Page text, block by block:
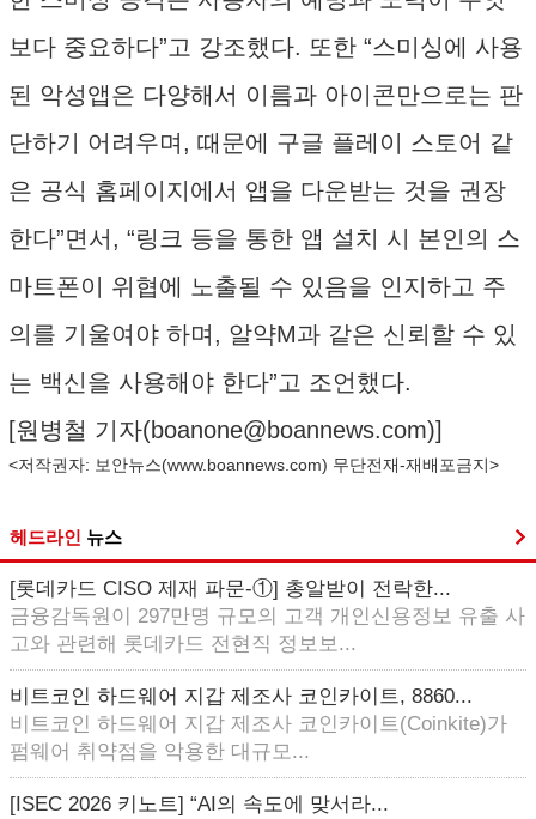
보다 중요하다”고 강조했다. 또한 “스미싱에 사용
된 악성앱은 다양해서 이름과 아이콘만으로는 판
단하기 어려우며, 때문에 구글 플레이 스토어 같
은 공식 홈페이지에서 앱을 다운받는 것을 권장
한다”면서, “링크 등을 통한 앱 설치 시 본인의 스
마트폰이 위협에 노출될 수 있음을 인지하고 주
의를 기울여야 하며, 알약M과 같은 신뢰할 수 있
는 백신을 사용해야 한다”고 조언했다.
[원병철 기자(boanone@boannews.com)]
<저작권자: 보안뉴스(www.boannews.com) 무단전재-재배포금지>
헤드라인 뉴스
[롯데카드 CISO 제재 파문-①] 총알받이 전락한...
금융감독원이 297만명 규모의 고객 개인신용정보 유출 사
고와 관련해 롯데카드 전현직 정보보...
비트코인 하드웨어 지갑 제조사 코인카이트, 8860...
비트코인 하드웨어 지갑 제조사 코인카이트(Coinkite)가
펌웨어 취약점을 악용한 대규모...
[ISEC 2026 키노트] “AI의 속도에 맞서라...